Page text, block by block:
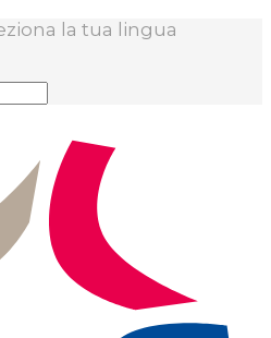
la tua lingua